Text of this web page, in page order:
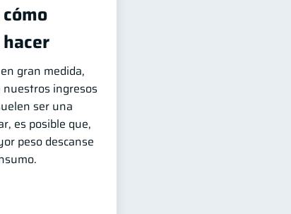
gran medida,
ingresos
ser una
es posible que,
peso descanse